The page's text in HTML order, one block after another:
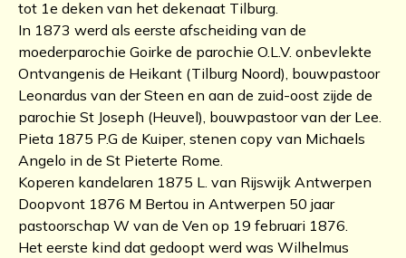
tot 1e deken van het dekenaat Tilburg.
In 1873 werd als eerste afscheiding van de
moederparochie Goirke de parochie O.L.V. onbevlekte
Ontvangenis de Heikant (Tilburg Noord), bouwpastoor
Leonardus van der Steen en aan de zuid-oost zijde de
parochie St Joseph (Heuvel), bouwpastoor van der Lee.
Pieta 1875 P.G de Kuiper, stenen copy van Michaels
Angelo in de St Pieterte Rome.
Koperen kandelaren 1875 L. van Rijswijk Antwerpen
Doopvont 1876 M Bertou in Antwerpen 50 jaar
pastoorschap W van de Ven op 19 februari 1876.
Het eerste kind dat gedoopt werd was Wilhelmus